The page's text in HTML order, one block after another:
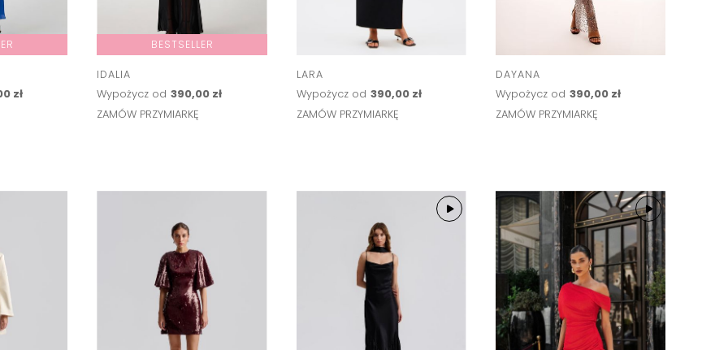
zł
BESTSELLER
IDALIA
Wypożycz od 390,00 zł
ZAMÓW PRZYMIARKĘ
LARA
Wypożycz od 390,00 zł
ZAMÓW PRZYMIARKĘ
DAYANA
Wypożycz od 390,00 zł
ZAMÓW PRZYMIARKĘ